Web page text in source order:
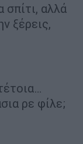
αλλά
ξέρεις,
ρε φίλε;